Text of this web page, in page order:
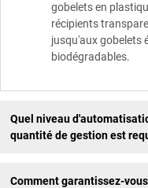
gobelets en
récipients
jusqu'aux gobelets
biodégradables.
Quel niveau
quantité de gestion est
Comment garantissez-